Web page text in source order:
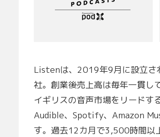
Listenは、2019年9月に設立さ
社。創業後売上高は毎年一貫し
イギリスの音声市場をリードす
Audible、Spotify、Amazon
す。過去12カ月で3,500時間以